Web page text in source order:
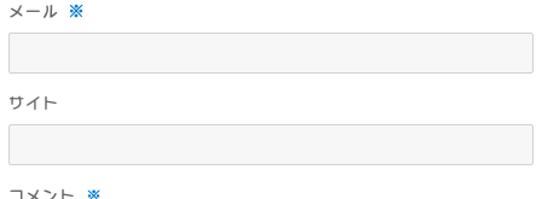
メール ※
サイト
コメント ※